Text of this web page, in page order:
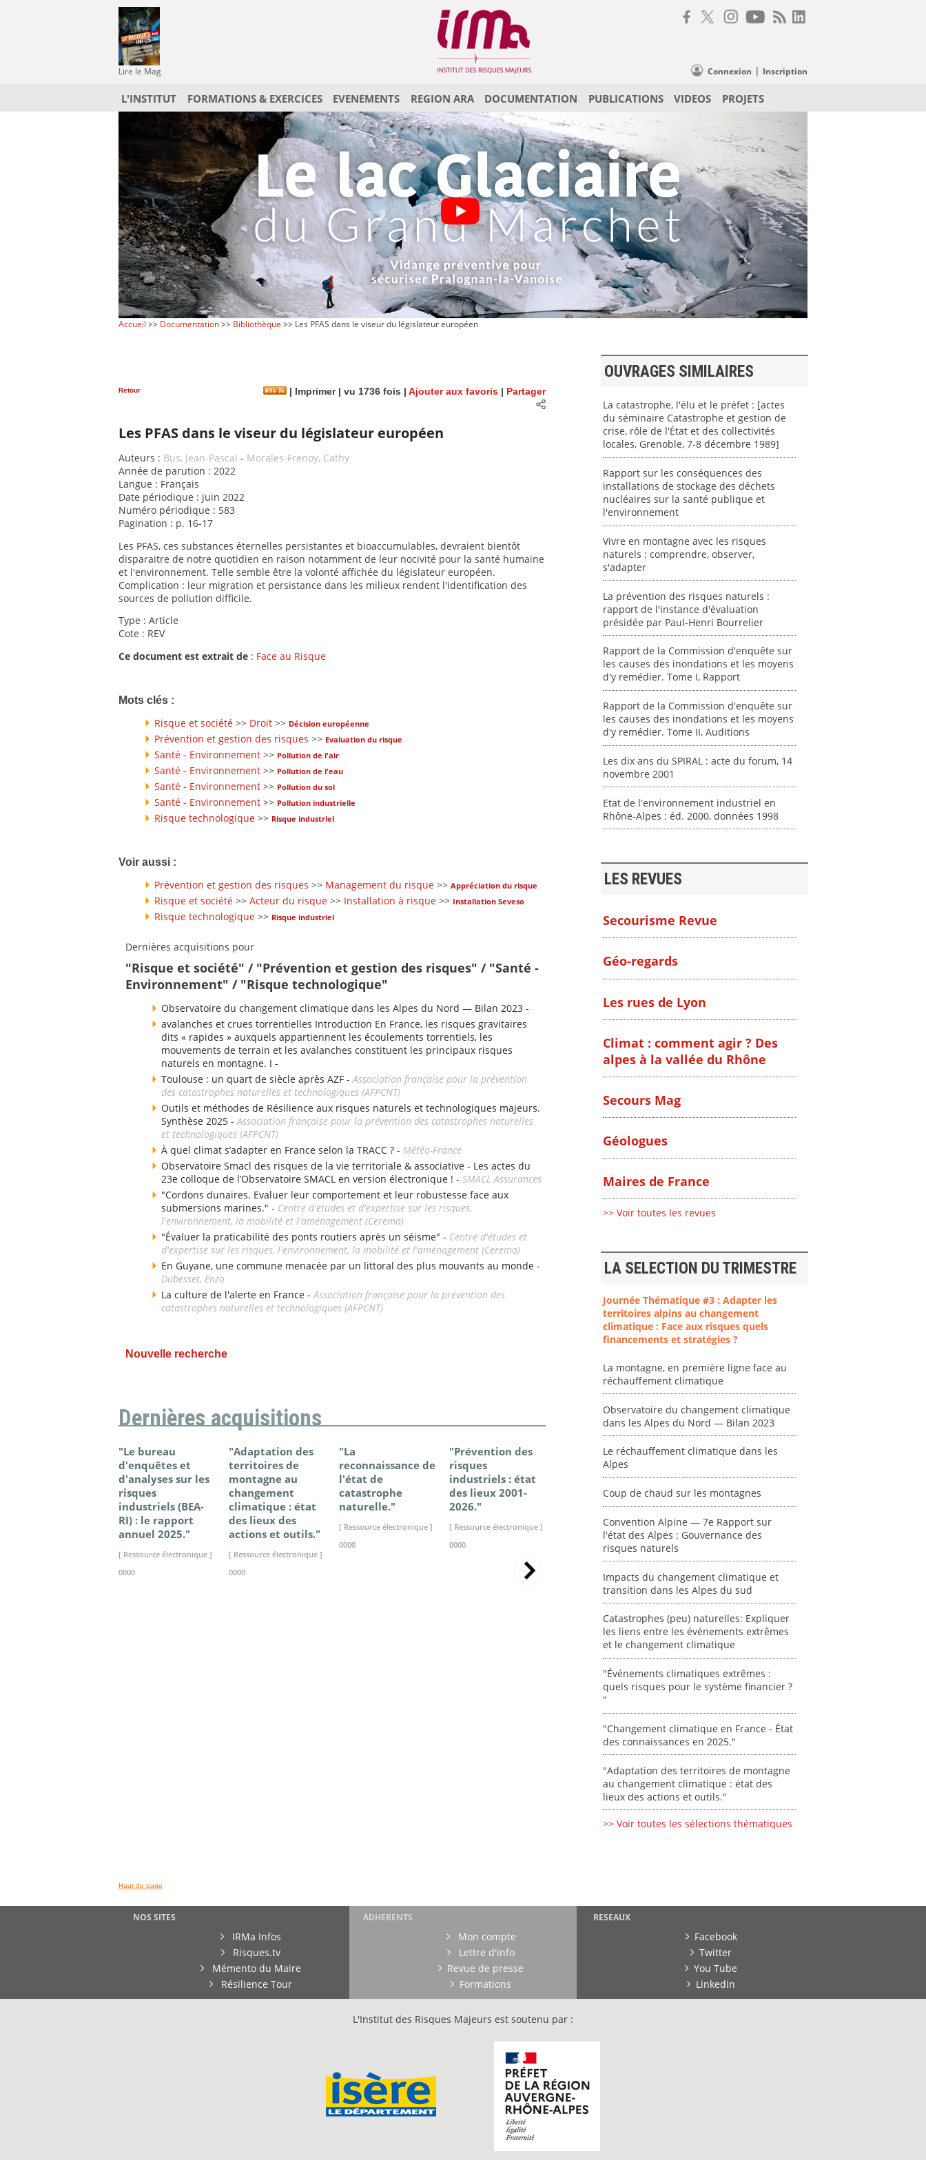
Lire le Mag Connexion | Inscription
L'INSTITUT FORMATIONS & EXERCICES EVENEMENTS REGION ARA DOCUMENTATION PUBLICATIONS VIDEOS PROJETS
Accueil >> Documentation>> Bibliothèque >> Les PFAS dans le viseur du législateur européen
Retour Imprimer| vu 1736 fois | Ajouter aux favoris Partager
Les PFAS dans le viseur du législateur européen
Auteurs : Bus, Jean-Pascal - Morales-Frenoy, Cathy
Année de parution : 2022
Langue : Français
Date périodique : juin 2022
Numéro périodique : 583
Pagination : p. 16-17
Les PFAS, ces substances éternelles persistantes et bioaccumulables, devraient bientôt
disparaitre de notre quotidien en raison notamment de leur nocivité pour la santé humaine
et l'environnement. Telle semble être la volonté affichée du législateur européen.
Complication : leur migration et persistance dans les milieux rendent l'identification des
sources de pollution difficile.
Type : Article
Cote : REV
Ce document est extrait de : Face au Risque
Mots clés :
Risque et société >> Droit >> Décision européenne
Prévention et gestion des risques >> Evaluation du risque
Santé - Environnement >> Pollution de l'air
Santé - Environnement >> Pollution de l'eau
Santé - Environnement >> Pollution du sol
Santé - Environnement >> Pollution industrielle
Risque technologique >> Risque industriel
Voir aussi :
Prévention et gestion des risques >> Management du risque >> Appréciation du risque
Risque et société >> Acteur du risque >> Installation à risque >> Installation Seveso
Risque technologique >> Risque industriel
Dernières acquisitions pour
"Risque et société" / "Prévention et gestion des risques" / "Santé -
Environnement" / "Risque technologique"
Observatoire du changement climatique dans les Alpes du Nord — Bilan 2023 -
avalanches et crues torrentielles Introduction En France, les risques gravitaires
dits « rapides » auxquels appartiennent les écoulements torrentiels, les
mouvements de terrain et les avalanches constituent les principaux risques
naturels en montagne. I -
Toulouse : un quart de siècle après AZF -Association française pour la prévention
des catastrophes naturelles et technologiques (AFPCNT)
Outils et méthodes de Résilience aux risques naturels et technologiques majeurs.
Synthèse 2025 -Association française pour la prévention des catastrophes naturelles
et technologiques (AFPCNT)
À quel climat s’adapter en France selon la TRACC ? - Météo-France
Observatoire Smacl des risques de la vie territoriale & associative - Les actes du
23e colloque de l’Observatoire SMACL en version électronique ! - SMACL Assurances
"Cordons dunaires. Evaluer leur comportement et leur robustesse face aux
submersions marines." - Centre d'études et d'expertise sur les risques,
l'environnement, la mobilité et l'aménagement (Cerema)
"Évaluer la praticabilité des ponts routiers après un séisme" - Centre d'études et
d'expertise sur les risques, l'environnement, la mobilité et l'aménagement (Cerema)
En Guyane, une commune menacée par un littoral des plus mouvants au monde -
Dubesset, Enzo
La culture de l'alerte en France -Association française pour la prévention des
catastrophes naturelles et technologiques (AFPCNT)
Nouvelle recherche
Dernières acquisitions
"Le bureau
d'enquêtes et
d'analyses sur les
risques
industriels (BEA-
RI) : le rapport
annuel 2025."
[ Ressource électronique ]
0000
"Adaptation des
territoires de
montagne au
changement
climatique : état
des lieux des
actions et outils."
[ Ressource électronique ]
0000
"La
reconnaissance de
l'état de
catastrophe
naturelle."
[ Ressource électronique ]
0000
"Prévention des
risques
industriels : état
des lieux 2001-
2026."
[ Ressource électronique ]
0000
"Changement
climatique en
France - État des
connaissances en
[ Ressource électronique ]
"Plan ministériel
vagues de
chaleur."
0000
extrêmes : quels
système financier
0000
OUVRAGES SIMILAIRES
La catastrophe, l'élu et le préfet : [actes
du séminaire Catastrophe et gestion de
crise, rôle de l'État et des collectivités
locales, Grenoble, 7-8 décembre 1989]
Rapport sur les conséquences des
installations de stockage des déchets
nucléaires sur la santé publique et
l'environnement
Vivre en montagne avec les risques
naturels : comprendre, observer,
s'adapter
La prévention des risques naturels :
rapport de l'instance d'évaluation
présidée par Paul-Henri Bourrelier
Rapport de la Commission d'enquête sur
les causes des inondations et les moyens
d'y remédier. Tome I, Rapport
Rapport de la Commission d'enquête sur
les causes des inondations et les moyens
d'y remédier. Tome II, Auditions
Les dix ans du SPIRAL : acte du forum, 14
novembre 2001
Etat de l'environnement industriel en
Rhône-Alpes : éd. 2000, données 1998
LES REVUES
Secourisme Revue
Géo-regards
Les rues de Lyon
Climat : comment agir ? Des
alpes à la vallée du Rhône
Secours Mag
Géologues
Maires de France
>> Voir toutes les revues
LA SELECTION DU TRIMESTRE
Journée Thématique #3 : Adapter les
territoires alpins au changement
climatique : Face aux risques quels
financements et stratégies ?
La montagne, en première ligne face au
réchauffement climatique
Observatoire du changement climatique
dans les Alpes du Nord — Bilan 2023
Le réchauffement climatique dans les
Alpes
Coup de chaud sur les montagnes
Convention Alpine — 7e Rapport sur
l'état des Alpes : Gouvernance des
risques naturels
Impacts du changement climatique et
transition dans les Alpes du sud
Catastrophes (peu) naturelles: Expliquer
les liens entre les événements extrêmes
et le changement climatique
"Événements climatiques extrêmes :
quels risques pour le système financier ?
"
"Changement climatique en France - État
des connaissances en 2025."
"Adaptation des territoires de montagne
au changement climatique : état des
lieux des actions et outils."
>> Voir toutes les sélections thématiques
Haut de page
NOS SITES
IRMa Infos
Risques.tv
Mémento du Maire
Résilience Tour
ADHERENTS
Mon compte
Lettre d'info
Revue de presse
Formations
RESEAUX
Facebook
Twitter
You Tube
Linkedin
L'Institut des Risques Majeurs est soutenu par :